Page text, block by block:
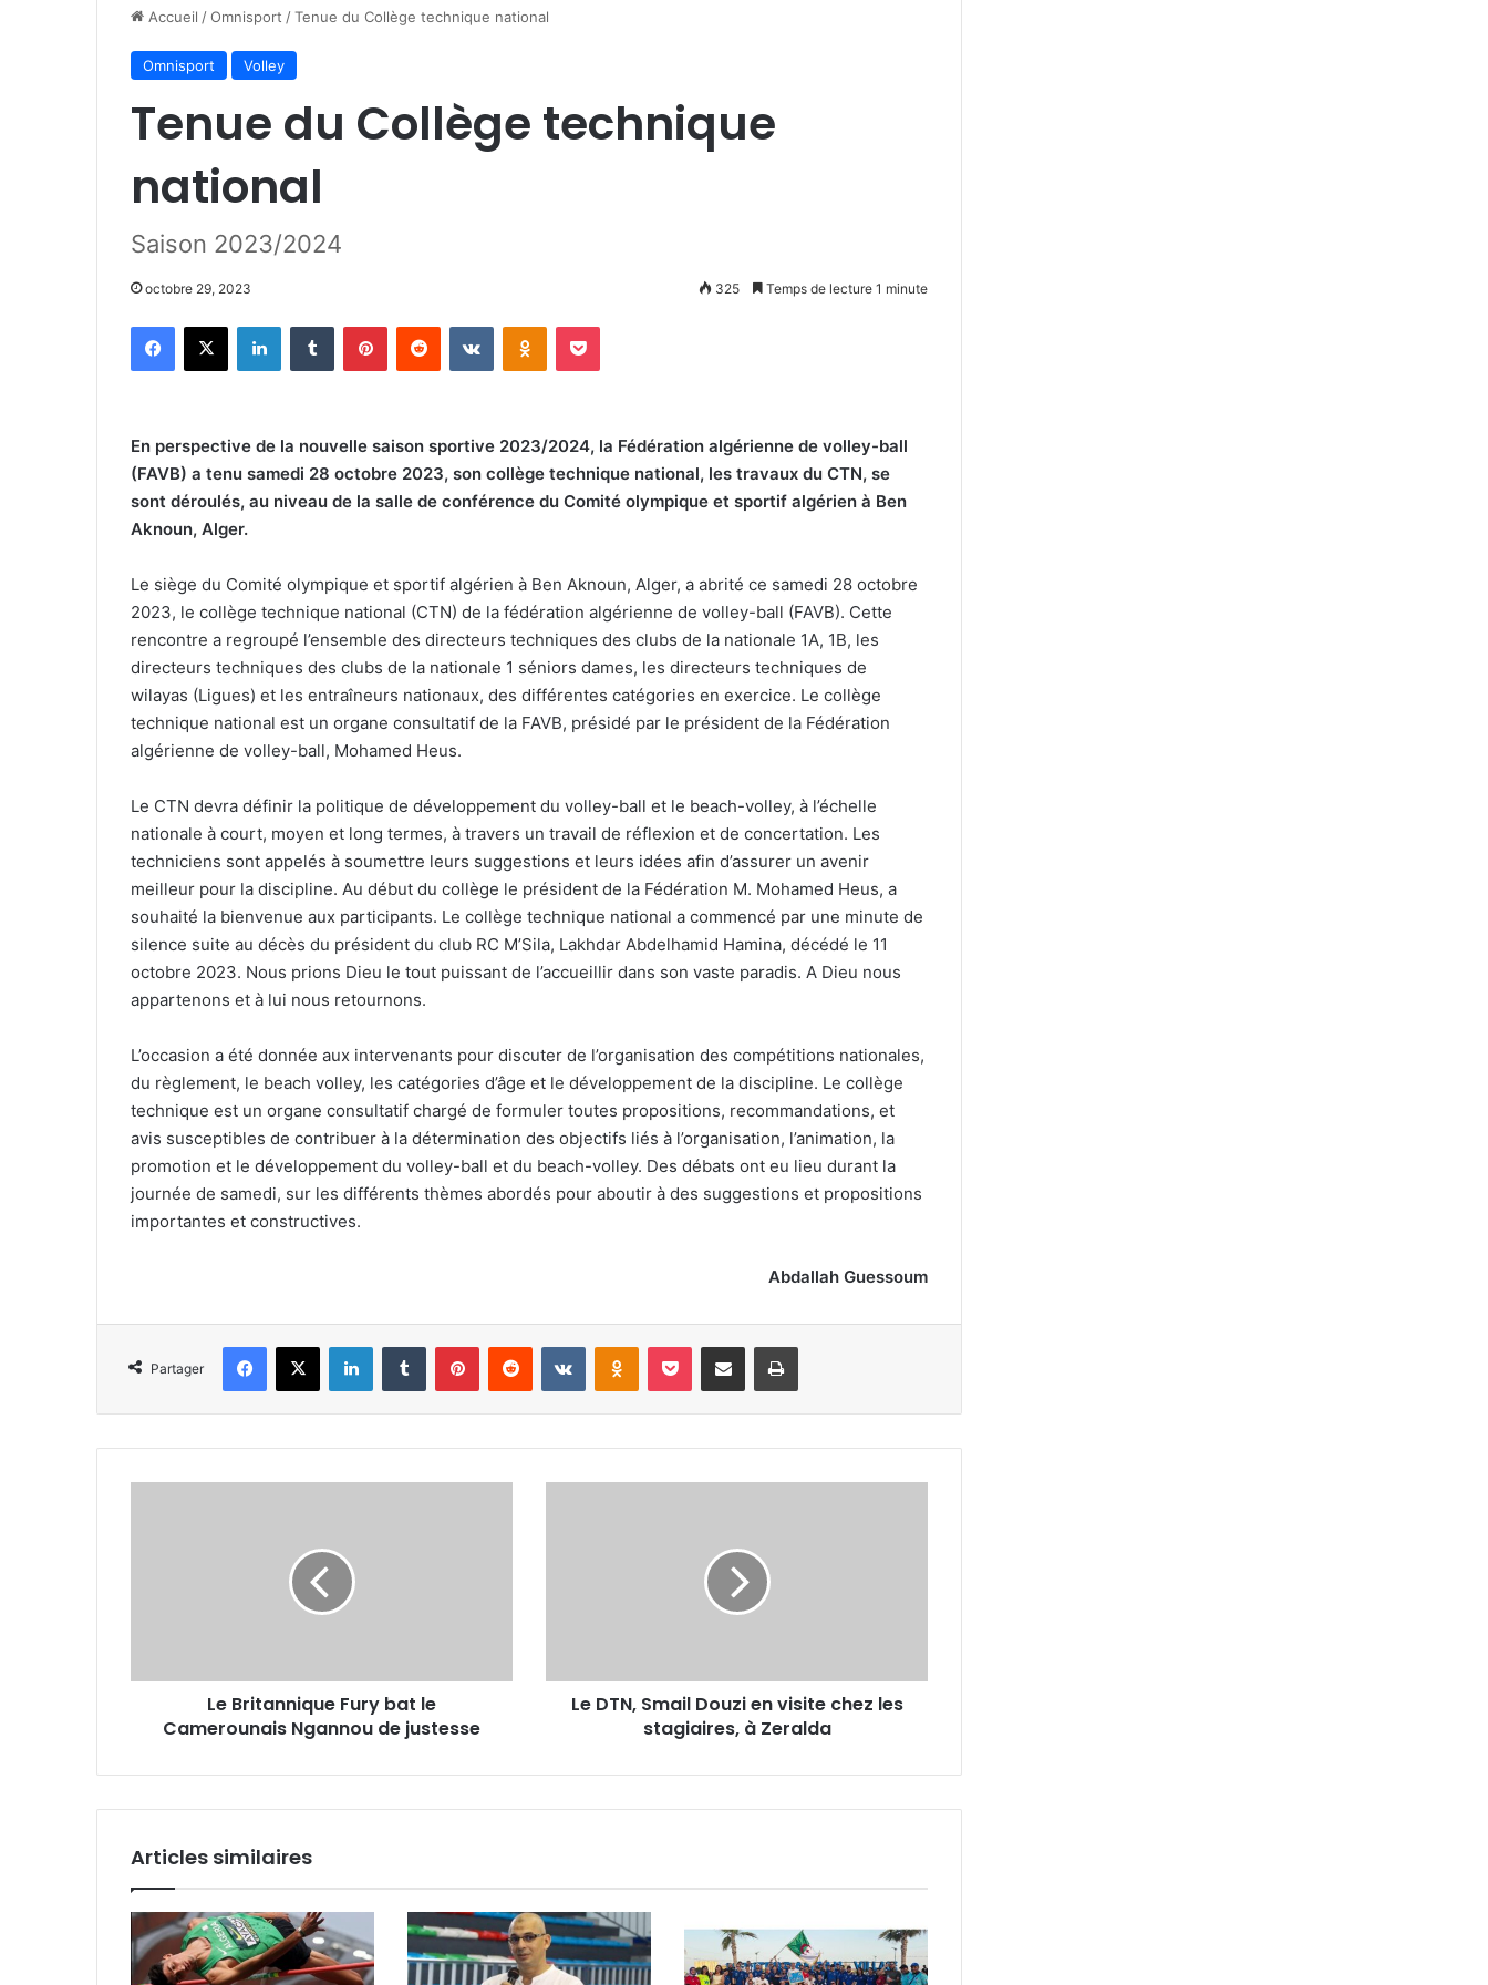
Accueil /Omnisport /Tenue du Collège technique national
Omnisport Volley
Tenue du Collège technique
national
Saison 2023/2024
octobre 29, 2023 325 Temps de lecture 1 minute
Facebook
X LinkedinTumblr PinterestReddit VKontakteOdnoklassniki
Pocket
En perspective de la nouvelle saison sportive 2023/2024, la Fédération algérienne de volley-ball
(FAVB) a tenu samedi 28 octobre 2023, son collège technique national, les travaux du CTN, se
sont déroulés, au niveau de la salle de conférence du Comité olympique et sportif algérien à Ben
Aknoun, Alger.
Le siège du Comité olympique et sportif algérien à Ben Aknoun, Alger, a abrité ce samedi 28 octobre
2023, le collège technique national (CTN) de la fédération algérienne de volley-ball (FAVB). Cette
rencontre a regroupé l’ensemble des directeurs techniques des clubs de la nationale 1A, 1B, les
directeurs techniques des clubs de la nationale 1 séniors dames, les directeurs techniques de
wilayas (Ligues) et les entraîneurs nationaux, des différentes catégories en exercice. Le collège
technique national est un organe consultatif de la FAVB, présidé par le président de la Fédération
algérienne de volley-ball, Mohamed Heus.
Le CTN devra définir la politique de développement du volley-ball et le beach-volley, à l’échelle
nationale à court, moyen et long termes, à travers un travail de réflexion et de concertation. Les
techniciens sont appelés à soumettre leurs suggestions et leurs idées afin d’assurer un avenir
meilleur pour la discipline. Au début du collège le président de la Fédération M. Mohamed Heus, a
souhaité la bienvenue aux participants. Le collège technique national a commencé par une minute de
silence suite au décès du président du club RC M’Sila, Lakhdar Abdelhamid Hamina, décédé le 11
octobre 2023. Nous prions Dieu le tout puissant de l’accueillir dans son vaste paradis. A Dieu nous
appartenons et à lui nous retournons.
L’occasion a été donnée aux intervenants pour discuter de l’organisation des compétitions nationales,
du règlement, le beach volley, les catégories d’âge et le développement de la discipline. Le collège
technique est un organe consultatif chargé de formuler toutes propositions, recommandations, et
avis susceptibles de contribuer à la détermination des objectifs liés à l’organisation, l’animation, la
promotion et le développement du volley-ball et du beach-volley. Des débats ont eu lieu durant la
journée de samedi, sur les différents thèmes abordés pour aboutir à des suggestions et propositions
importantes et constructives.
Abdallah Guessoum
Partager
Facebook
X LinkedinTumblr PinterestReddit VKontakteOdnoklassniki
Pocket Partager par email Imprimer
justesse
Le Britannique Fury bat le
Camerounais Ngannou de justesse
stagiaires,
Le DTN, Smail Douzi en visite chez les
stagiaires, à Zeralda
Articles similaires